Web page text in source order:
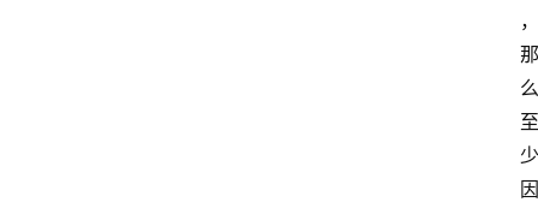
，
那
么
至
少
因